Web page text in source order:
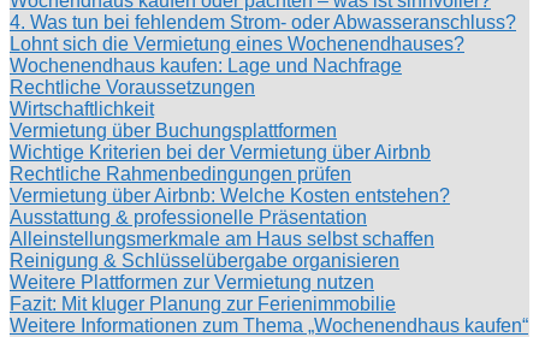
4. Was tun bei fehlendem Strom- oder Abwasseranschluss?
Lohnt sich die Vermietung eines Wochenendhauses?
Wochenendhaus kaufen: Lage und Nachfrage
Rechtliche Voraussetzungen
Wirtschaftlichkeit
Vermietung über Buchungsplattformen
Wichtige Kriterien bei der Vermietung über Airbnb
Rechtliche Rahmenbedingungen prüfen
Vermietung über Airbnb: Welche Kosten entstehen?
Ausstattung & professionelle Präsentation
Alleinstellungsmerkmale am Haus selbst schaffen
Reinigung & Schlüsselübergabe organisieren
Weitere Plattformen zur Vermietung nutzen
Fazit: Mit kluger Planung zur Ferienimmobilie
Weitere Informationen zum Thema „Wochenendhaus kaufen“